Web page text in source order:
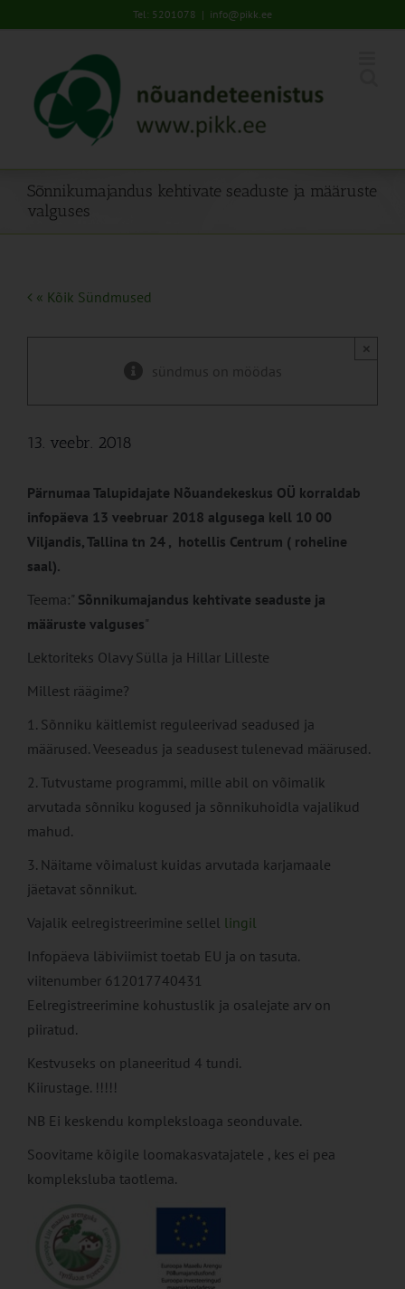
to
Tel: 5201078 | info@pikk.ee
Sõnnikumajandus kehtivate seaduste ja määruste
valguses
« Kõik Sündmused
sündmus on möödas
×
13. veebr. 2018
Pärnumaa Talupidajate Nõuandekeskus OÜ korraldab
infopäeva 13 veebruar 2018 algusega kell 10 00
Viljandis, Tallina tn 24 , hotellis Centrum ( roheline
saal).
Teema:" Sõnnikumajandus kehtivate seaduste ja
määruste valguses "
Lektoriteks Olavy Sülla ja Hillar Lilleste
Millest räägime?
1. Sõnniku käitlemist reguleerivad seadused ja
määrused. Veeseadus ja seadusest tulenevad määrused.
2. Tutvustame programmi, mille abil on võimalik
arvutada sõnniku kogused ja sõnnikuhoidla vajalikud
mahud.
3. Näitame võimalust kuidas arvutada karjamaale
jäetavat sõnnikut.
Vajalik eelregistreerimine sellel lingil
Infopäeva läbiviimist toetab EU ja on tasuta.
viitenumber 612017740431
Eelregistreerimine kohustuslik ja osalejate arv on
piiratud.
Kestvuseks on planeeritud 4 tundi.
Kiirustage. !!!!!
NB Ei keskendu kompleksloaga seonduvale.
Soovitame kõigile loomakasvatajatele , kes ei pea
kompleksluba taotlema.